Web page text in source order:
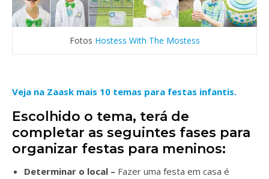
Fotos Hostess With The Mostess
Veja na Zaask mais 10 temas para festas infantis.
Escolhido o tema, terá de
completar as seguintes fases para
organizar festas para meninos:
Determinar o local – Fazer uma festa em casa é